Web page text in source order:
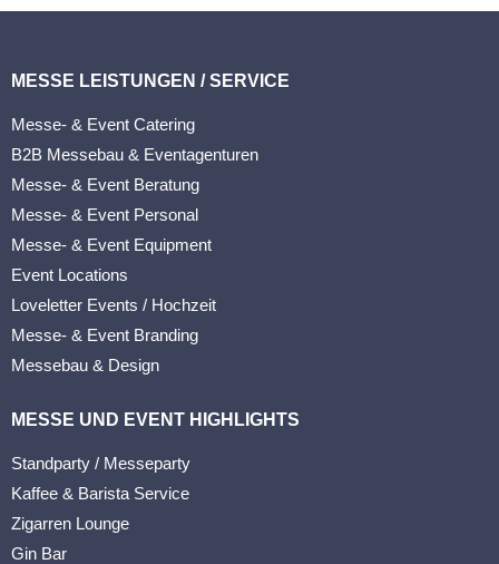
MESSE LEISTUNGEN / SERVICE
Messe- & Event Catering
B2B Messebau & Eventagenturen
Messe- & Event Beratung
Messe- & Event Personal
Messe- & Event Equipment
Event Locations
Loveletter Events / Hochzeit
Messe- & Event Branding
Messebau & Design
MESSE UND EVENT HIGHLIGHTS
Standparty / Messeparty
Kaffee & Barista Service
Zigarren Lounge
Gin Bar